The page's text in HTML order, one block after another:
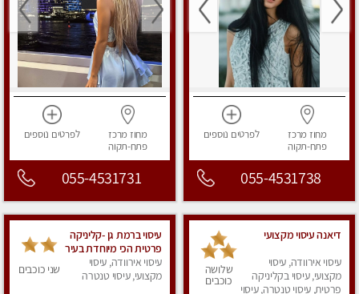
מחוז מרכז
פתח-תקוה
לפרטים נוספים
055-4531738
מחוז מרכז
פתח-תקוה
לפרטים נוספים
055-4531731
דיאנה עיסוי מקצועי
עיסוי אירוודה, עיסוי
מקצועי, עיסוי בקליניקה
פרטית, עיסוי טנטרה, עיסוי
שלושה
כוכבים
עיסוי ברמת גן -קליניקה
פרטית הכי מיוחדת בעיר
עיסוי אירוודה, עיסוי
מקצועי, עיסוי טנטרה
שני כוכבים